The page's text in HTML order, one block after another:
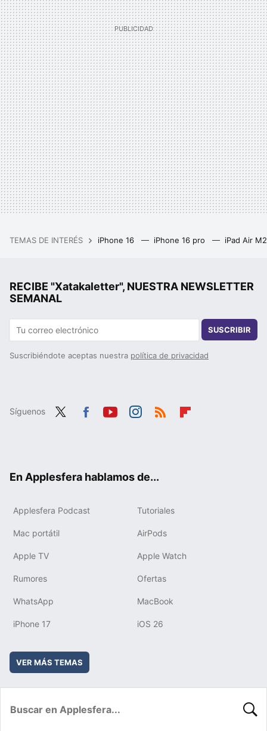
TEMAS DE INTERÉS iPhone 16 iPhone 16 pro iPad Air
RECIBE "Xatakaletter", NUESTRA NEWSLETTER
SEMANAL
SUSCRIBIR
Suscribiéndote aceptas nuestra política de privacidad
Síguenos
En Applesfera hablamos de...
Applesfera Podcast Tutoriales
Mac portátil AirPods
Apple TV Apple Watch
Rumores Ofertas
WhatsApp MacBook
iPhone 17 iOS 26
VER MÁS TEMAS